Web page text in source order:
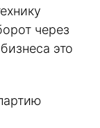
через
это